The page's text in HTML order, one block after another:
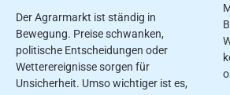
Der Agrarmarkt ist ständig in
Bewegung. Preise schwanken,
politische Entscheidungen oder
Wetterereignisse sorgen für
Unsicherheit. Umso wichtiger ist es,